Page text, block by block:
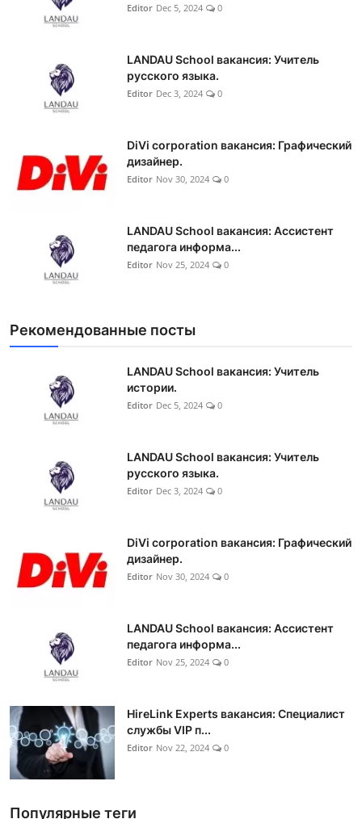
Editor Dec 5, 2024 0
LANDAU School вакансия: Учитель
русского языка.
Editor Dec 3, 2024 0
DiVi corporation вакансия: Графический
дизайнер.
Editor Nov 30, 2024 0
LANDAU School вакансия: Ассистент
педагога информа...
Editor Nov 25, 2024 0
Рекомендованные посты
LANDAU School вакансия: Учитель
истории.
Editor Dec 5, 2024 0
LANDAU School вакансия: Учитель
русского языка.
Editor Dec 3, 2024 0
DiVi corporation вакансия: Графический
дизайнер.
Editor Nov 30, 2024 0
LANDAU School вакансия: Ассистент
педагога информа...
Editor Nov 25, 2024 0
HireLink Experts вакансия: Специалист
службы VIP п...
Editor Nov 22, 2024 0
Популярные теги